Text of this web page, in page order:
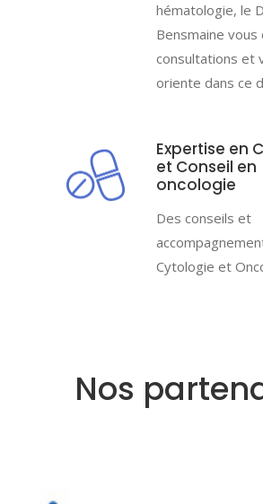
hématologie, le
Bensmaine
consultations et
oriente dans ce
Expertise en
et Conseil en
oncologie
Des conseils et
Cytologie et
Nos